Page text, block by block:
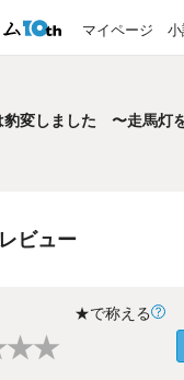
マイページ
豹変しました 〜走馬灯
ビュー
★で称える
★★